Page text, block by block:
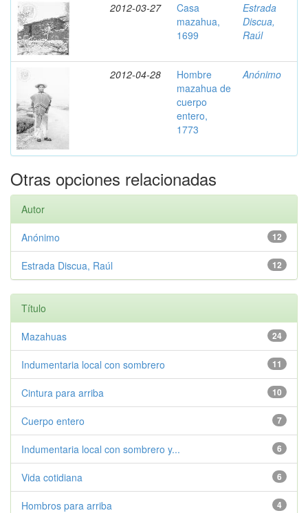
2012-03-27
Casa
mazahua,
1699
Estrada
Discua,
Raúl
2012-04-28
Hombre
mazahua de
cuerpo
entero,
1773
Anónimo
Otras opciones relacionadas
Autor
12
Anónimo
12
Estrada Discua, Raúl
Título
24
Mazahuas
11
Indumentaria local con sombrero
10
Cintura para arriba
7
Cuerpo entero
6
Indumentaria local con sombrero y...
6
Vida cotidiana
4
Hombros para arriba